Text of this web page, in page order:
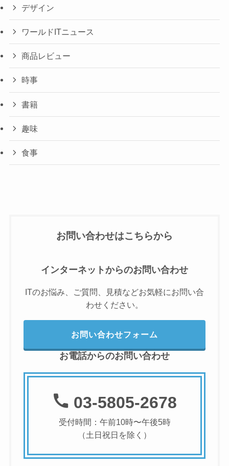
デザイン
ワールドITニュース
商品レビュー
時事
書籍
趣味
食事
お問い合わせはこちらから
インターネットからのお問い合わせ
ITのお悩み、ご質問、見積などお気軽にお問い合
わせください。
お問い合わせフォーム
お電話からのお問い合わせ
03-5805-2678
受付時間：午前10時〜午後5時
（土日祝日を除く）